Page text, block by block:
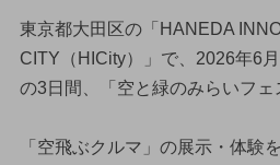
東京都大田区の「HANEDA
CITY（HICity）」で、2026年6
の3日間、「空と緑のみらいフェ
「空飛ぶクルマ」の展示・体験